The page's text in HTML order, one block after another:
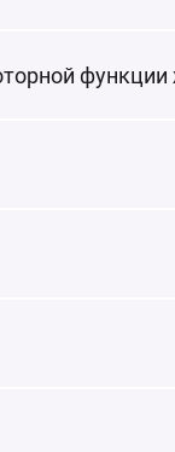
функции